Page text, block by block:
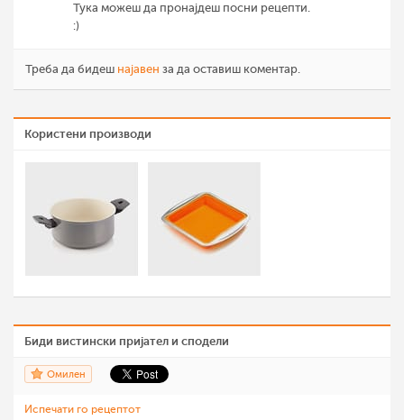
Тука можеш да пронајдеш посни рецепти.
:)
Треба да бидеш најавен за да оставиш коментар.
Користени производи
Биди вистински пријател и сподели
Омилен
Испечати го рецептот